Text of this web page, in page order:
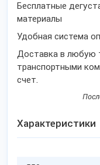
Бесплатные
материалы
Удобная система
Доставка в любую
транспортными
счет.
Характеристики